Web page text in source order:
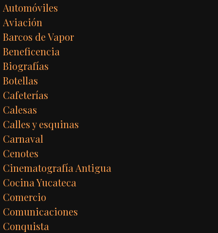
Automóviles
Aviación
Barcos de Vapor
Beneficencia
Biografías
Botellas
Cafeterías
Calesas
Calles y esquinas
Carnaval
Cenotes
Cinematografía Antigua
Cocina Yucateca
Comercio
Comunicaciones
Conquista